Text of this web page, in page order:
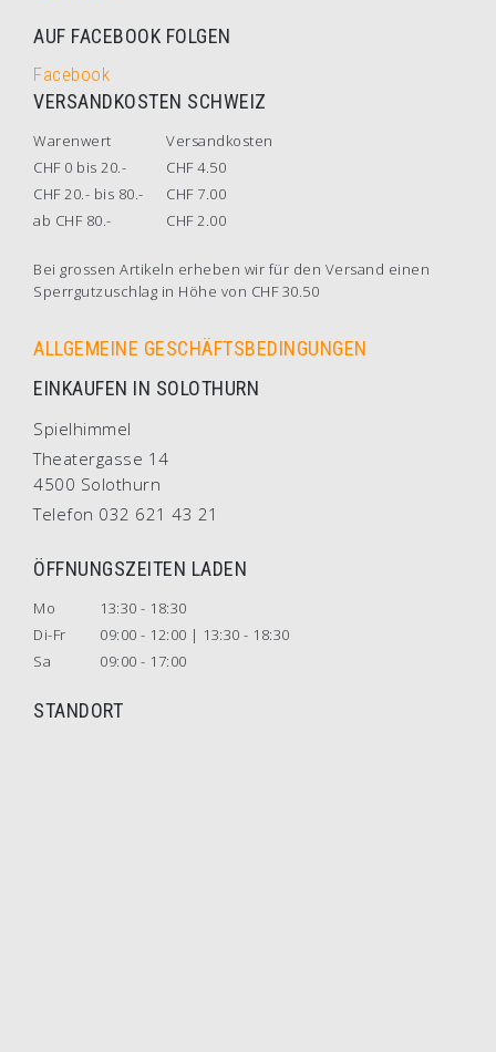
AUF FACEBOOK FOLGEN
Facebook
VERSANDKOSTEN SCHWEIZ
Warenwert
Versandkosten
CHF 0 bis 20.-
CHF 4.50
CHF 20.- bis 80.-
CHF 7.00
ab CHF 80.-
CHF 2.00
Bei grossen Artikeln erheben wir für den Versand einen
Sperrgutzuschlag in Höhe von CHF 30.50
ALLGEMEINE GESCHÄFTSBEDINGUNGEN
EINKAUFEN IN SOLOTHURN
Spielhimmel
Theatergasse 14
4500 Solothurn
Telefon 032 621 43 21
ÖFFNUNGSZEITEN LADEN
Mo
13:30 - 18:30
Di-Fr
09:00 - 12:00 | 13:30 - 18:30
Sa
09:00 - 17:00
STANDORT